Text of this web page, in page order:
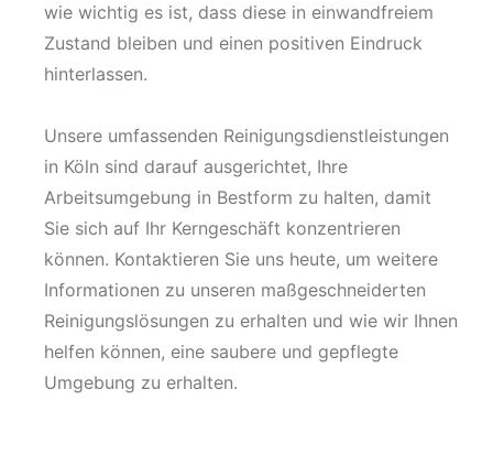
wie wichtig es ist, dass diese in einwandfreiem
Zustand bleiben und einen positiven Eindruck
hinterlassen.
Unsere umfassenden Reinigungsdienstleistungen
in Köln sind darauf ausgerichtet, Ihre
Arbeitsumgebung in Bestform zu halten, damit
Sie sich auf Ihr Kerngeschäft konzentrieren
können. Kontaktieren Sie uns heute, um weitere
Informationen zu unseren maßgeschneiderten
Reinigungslösungen zu erhalten und wie wir Ihnen
helfen können, eine saubere und gepflegte
Umgebung zu erhalten.